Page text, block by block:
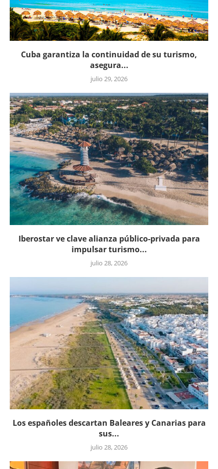
Cuba garantiza la continuidad de su turismo,
asegura...
julio 29, 2026
Iberostar ve clave alianza público-privada para
impulsar turismo...
julio 28, 2026
Los españoles descartan Baleares y Canarias para
sus...
julio 28, 2026